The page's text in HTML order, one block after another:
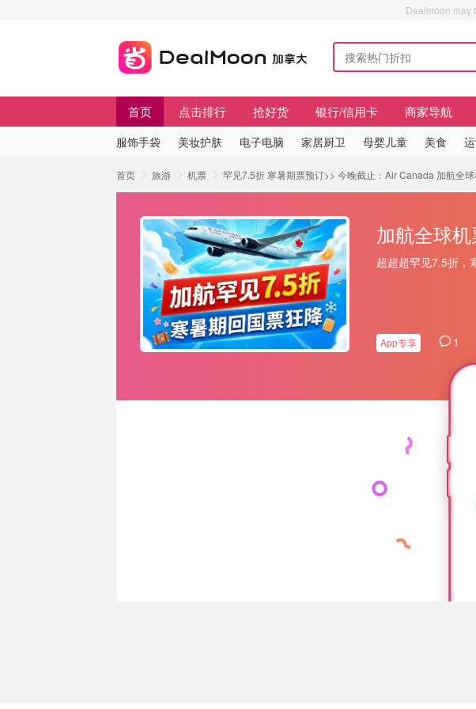
Dealmoon may
首页 点击排行 抢好货 银行/信用卡 商家导航
服饰手袋 美妆护肤 电子电脑 家居厨卫 母婴儿童 美食
首页 旅游 机票 罕见7.5折 寒暑期票预订>> 今晚截止：Air Canada 加航全球
加航全球
超超超罕见7.5折，
App专享 1